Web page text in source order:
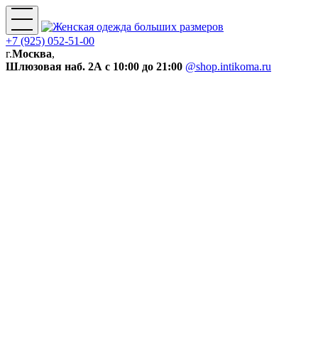
+7 (925) 052-51-00
г.Москва,
Шлюзовая наб. 2А с 10:00 до 21:00 @shop.intikoma.ru